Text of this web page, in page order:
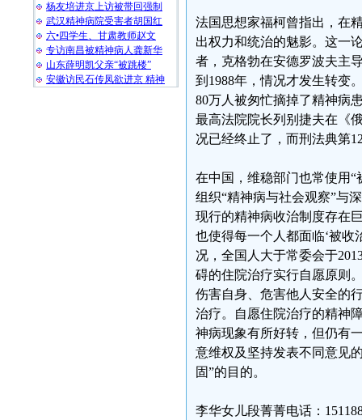
杨友培进京上访被带回强制
武汉精神病院受害者胡国红
六•四学生、甘肃教师赵文
专访南昌被精神病人龚新华
山东薛明凯父亲“被跳楼”
安徽访民石传凤欲进京 精神
法国思想家福柯曾指出，在
出权力和统治的魅影。这一
者，克格勃在安德罗波夫主
到1988年，情况才发生转变
80万人被匆忙摘掉了精神病
最高法院院长列别捷夫在《
况已经终止了，而刑法典第
在中国，维稳部门也常使用“
组织“精神病与社会观察”与
现行的精神病收治制度存在
也使得每一个人都面临‘被收
况，全国人大于常委会于
碍的住院治疗实行自愿原则
伤害自身、危害他人安全的
治疗。自愿住院治疗的精神
神病现象有所好转，但仍有
意维权及坚持发表不同意见
固”的目的。
李华女儿段菁菁电话：